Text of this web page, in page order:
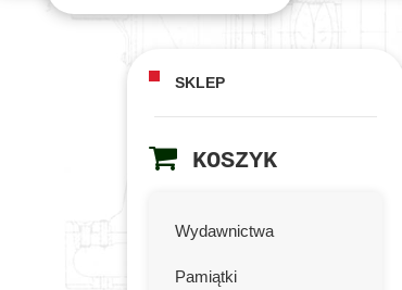
SKLEP
KOSZYK
Wydawnictwa
Pamiątki